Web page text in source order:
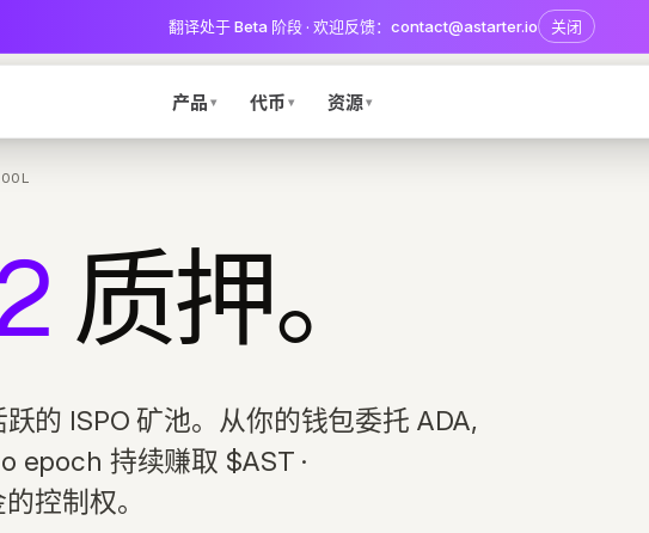
翻译处于 Beta 阶段 · 欢迎反馈：contact@astarter.io 关闭
产品 ▾ 代币 ▾ 资源▾
质押。
的 ISPO 矿池。从你的钱包委托 ADA,
epoch 持续赚取 $AST ·
控制权。